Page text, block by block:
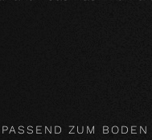
ZUM BODEN